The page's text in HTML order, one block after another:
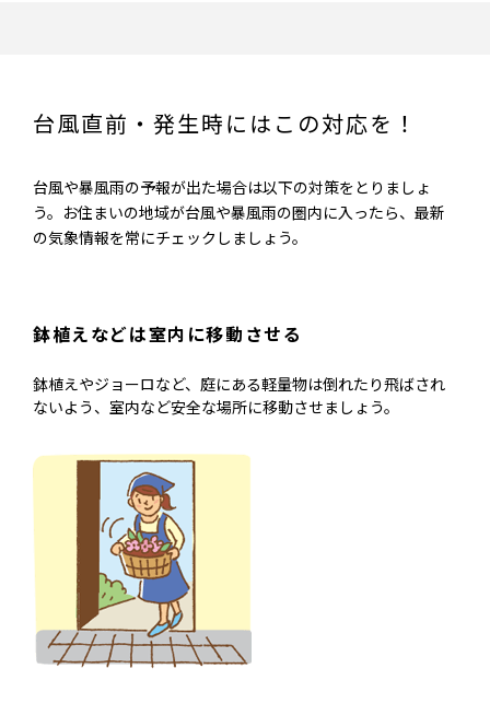
台風直前・発生時にはこの対応を！
台風や暴風雨の予報が出た場合は以下の対策をとりましょ
う。お住まいの地域が台風や暴風雨の圏内に入ったら、最新
の気象情報を常にチェックしましょう。
鉢植えなどは室内に移動させる
鉢植えやジョーロなど、庭にある軽量物は倒れたり飛ばされ
ないよう、室内など安全な場所に移動させましょう。